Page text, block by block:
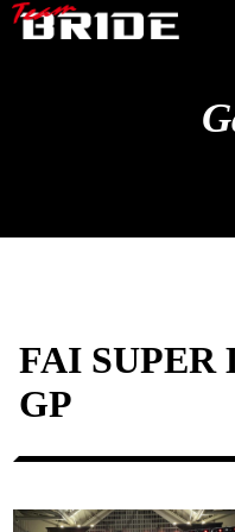
FAI SUPER
GP
正